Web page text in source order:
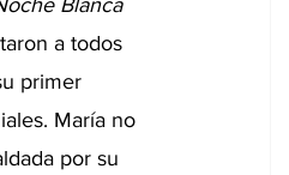
Blanca
a todos
primer
María no
por su